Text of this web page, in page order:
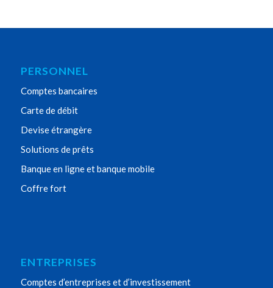
PERSONNEL
Comptes bancaires
Carte de débit
Devise étrangère
Solutions de prêts
Banque en ligne et banque mobile
Coffre fort
ENTREPRISES
Comptes d’entreprises et d’investissement